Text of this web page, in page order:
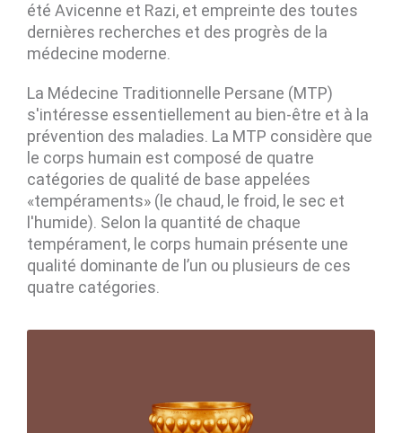
été Avicenne et Razi, et empreinte des toutes
dernières recherches et des progrès de la
médecine moderne.
La Médecine Traditionnelle Persane (MTP)
s'intéresse essentiellement au bien-être et à la
prévention des maladies. La MTP considère que
le corps humain est composé de quatre
catégories de qualité de base appelées
«tempéraments» (le chaud, le froid, le sec et
l'humide). Selon la quantité de chaque
tempérament, le corps humain présente une
qualité dominante de l’un ou plusieurs de ces
quatre catégories.